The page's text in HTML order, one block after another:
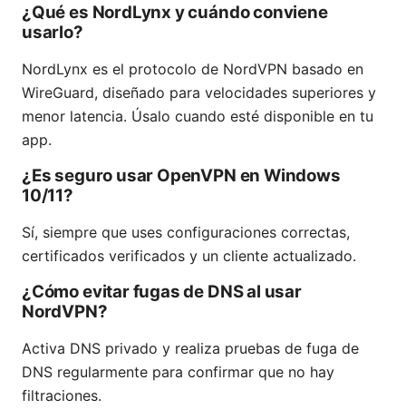
¿Qué es NordLynx y cuándo conviene
usarlo?
NordLynx es el protocolo de NordVPN basado en
WireGuard, diseñado para velocidades superiores y
menor latencia. Úsalo cuando esté disponible en tu
app.
¿Es seguro usar OpenVPN en Windows
10/11?
Sí, siempre que uses configuraciones correctas,
certificados verificados y un cliente actualizado.
¿Cómo evitar fugas de DNS al usar
NordVPN?
Activa DNS privado y realiza pruebas de fuga de
DNS regularmente para confirmar que no hay
filtraciones.